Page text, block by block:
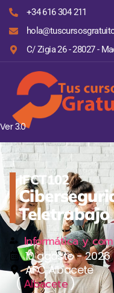
+34 616 304 211
C/ Zigia 26 - 28027 -
Ver 3.0
IFCT102
Teletrabajo
Informática y
10 agosto - 2026
AFC Albacete
(Albacete)